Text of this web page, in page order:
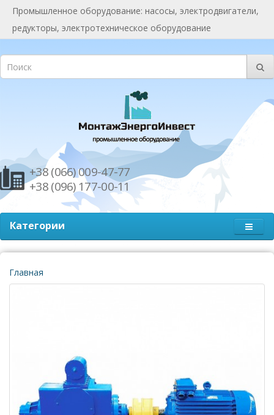
Промышленное оборудование: насосы, электродвигатели,
редукторы, электротехническое оборудование
+38 (066) 009-47-77
+38 (096) 177-00-11
Категории
Главная